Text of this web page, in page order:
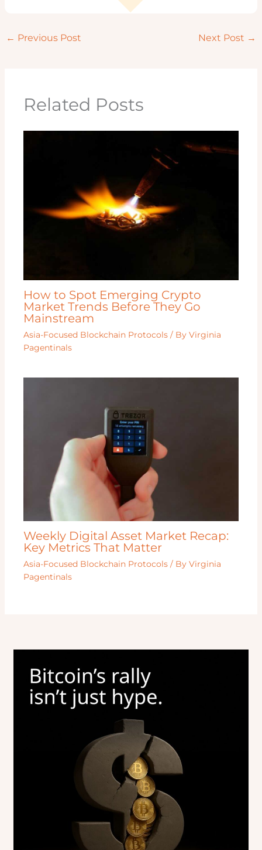
← Previous Post Next Post →
Related Posts
How to Spot Emerging Crypto
Market Trends Before They Go
Mainstream
Asia-Focused Blockchain Protocols / ByVirginia
Pagentinals
Weekly Digital Asset Market Recap:
Key Metrics That Matter
Asia-Focused Blockchain Protocols / ByVirginia
Pagentinals